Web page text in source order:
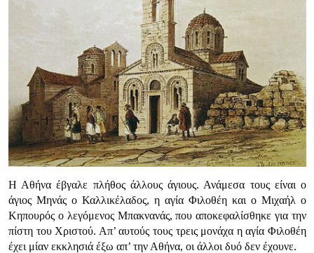
Η Αθήνα έβγαλε πλήθος άλλους άγιους. Ανάμεσα τους είναι ο
άγιος Μηνάς ο Καλλικέλαδος, η αγία Φιλοθέη και ο Μιχαήλ ο
Κηπουρός ο λεγόμενος Μπακνανάς, που αποκεφαλίσθηκε για την
πίστη του Χριστού. Απ’ αυτούς τους τρεις μονάχα η αγία Φιλοθέη
έχει μίαν εκκλησιά έξω απ’ την Αθήνα, οι άλλοι δυό δεν έχουνε.